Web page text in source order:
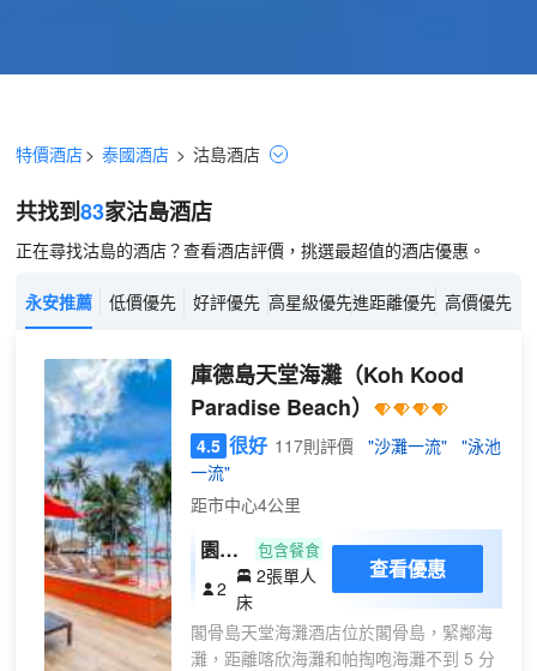
特價酒店> 泰國酒店 > 沽島酒店
共找到83家沽島酒店
正在尋找沽島的酒店？查看酒店評價，挑選最超值的酒店優惠。
永安推薦 低價優先 好評優先 高星級優先進距離優先 高價優先
庫德島天堂海灘（Koh Kood
Paradise Beach）
4.5 很好 117則評價 "沙灘一流"
"泳池
一流"
距市中心4公里
園景
高級
雙床
房
包含餐食
2
2張單人
床
查看優惠
閣骨島天堂海灘酒店位於閣骨島，緊鄰海
灘，距離喀欣海灘和帕掏咆海灘不到 5 分